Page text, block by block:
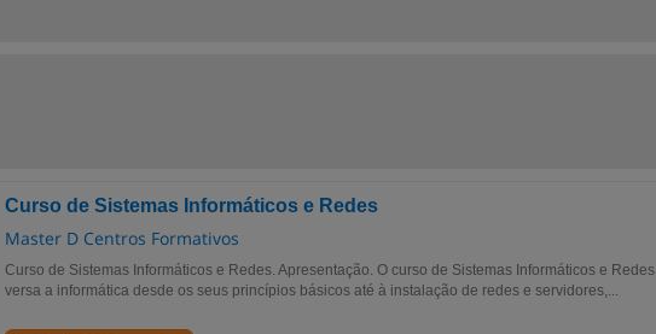
Curso de Sistemas Informáticos e Redes
Master D Centros Formativos
Curso de Sistemas Informáticos e Redes. Apresentação. O curso de Sistemas Informáticos e Redes
versa a informática desde os seus princípios básicos até à instalação de redes e servidores,...